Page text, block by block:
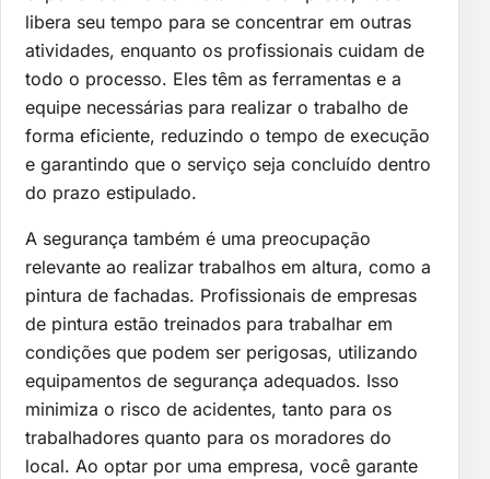
libera seu tempo para se concentrar em outras
atividades, enquanto os profissionais cuidam de
todo o processo. Eles têm as ferramentas e a
equipe necessárias para realizar o trabalho de
forma eficiente, reduzindo o tempo de execução
e garantindo que o serviço seja concluído dentro
do prazo estipulado.
A segurança também é uma preocupação
relevante ao realizar trabalhos em altura, como a
pintura de fachadas. Profissionais de empresas
de pintura estão treinados para trabalhar em
condições que podem ser perigosas, utilizando
equipamentos de segurança adequados. Isso
minimiza o risco de acidentes, tanto para os
trabalhadores quanto para os moradores do
local. Ao optar por uma empresa, você garante